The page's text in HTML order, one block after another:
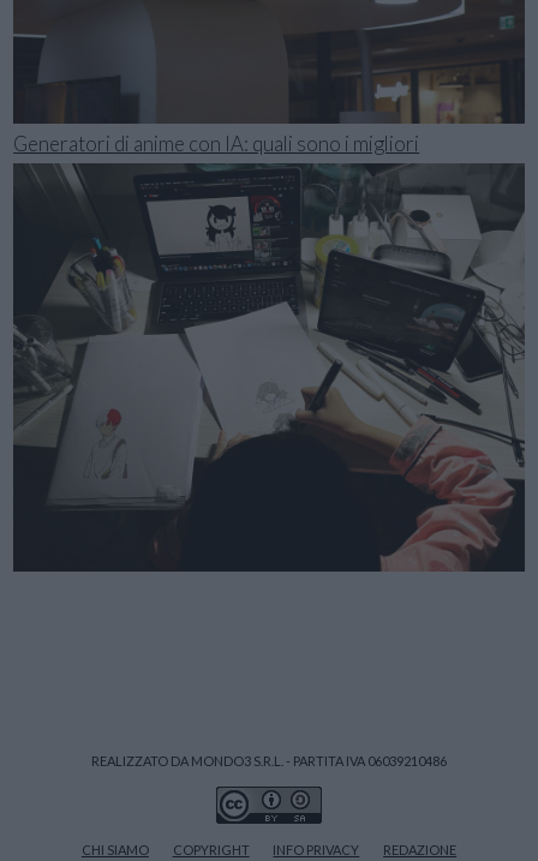
Generatori di anime con IA: quali sono i migliori
REALIZZATO DA MONDO3 S.R.L. - PARTITA IVA 06039210486
CHI SIAMO COPYRIGHT INFO PRIVACY REDAZIONE